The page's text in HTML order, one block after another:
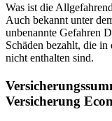
Was ist die
Auch bekannt unter
unbenannte Gefahren
Schäden bezahlt, die
nicht enthalten sind.
Versicherung